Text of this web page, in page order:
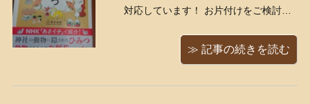
対応しています！ お片付けをご検討中
さいませ！ またくまねこ堂では、現在
アルバイト・正社員を募集していま
≫ 記事の続きを読む